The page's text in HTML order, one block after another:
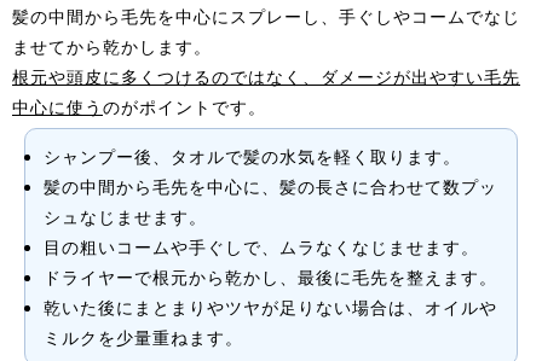
髪の中間から毛先を中心にスプレーし、手ぐしやコームでなじ
ませてから乾かします。
根元や頭皮に多くつけるのではなく、ダメージが出やすい毛先
中心に使う のがポイントです。
シャンプー後、タオルで髪の水気を軽く取ります。
髪の中間から毛先を中心に、髪の長さに合わせて数プッ
シュなじませます。
目の粗いコームや手ぐしで、ムラなくなじませます。
ドライヤーで根元から乾かし、最後に毛先を整えます。
乾いた後にまとまりやツヤが足りない場合は、オイルや
ミルクを少量重ねます。